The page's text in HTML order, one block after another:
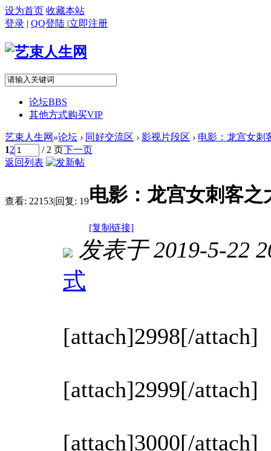
设为首页 收藏本站
登录 | QQ登陆 |立即注册
论坛BBS
其他方式购买VIP
艺束人生网 »论坛 › 同好交流区 › 影视片段区 › 电影：龙宫女刺
12 / 2 页下一页
返回列表
查看: 22153|回复: 19电影：龙宫女刺客之
[复制链接]
发表于 2019-5-22
式
[attach]2998[/attach]
[attach]2999[/attach]
[attach]3000[/attach]